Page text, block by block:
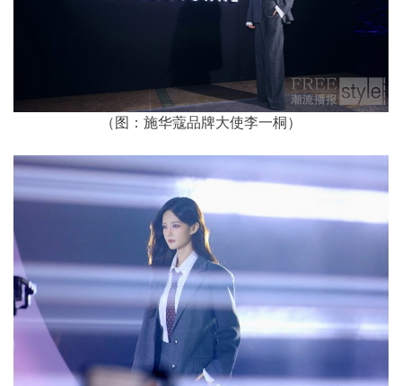
（图：施华蔻品牌大使李一桐）